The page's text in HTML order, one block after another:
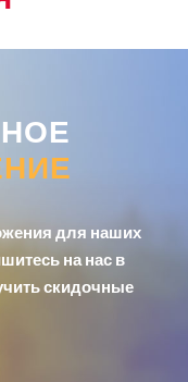
для наших
на нас в
скидочные